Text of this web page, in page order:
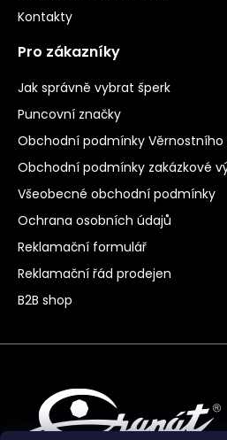
Kontakty
Pro zákazníky
Jak správně vybrat šperk
Puncovní značky
Obchodní podmínky
Obchodní podmínky zakázkové
Všeobecné obchodní podmínky
Ochrana osobních údajů
Reklamační formulář
Reklamační řád prodejen
B2B shop